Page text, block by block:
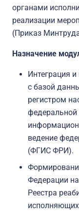
органами
реализации
(Приказ
Назначение
Интеграция
с базой
регистром
федеральной
ведение
(ФГИС ФРИ).
Федерации
Реестра